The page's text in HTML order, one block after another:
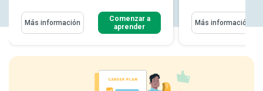
Más información
Comenzar a
aprender
Más información